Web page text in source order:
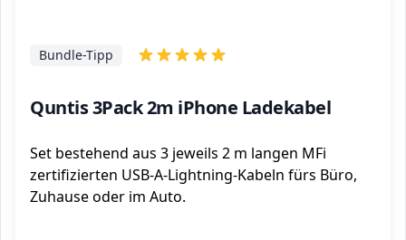
Quntis 3Pack 2m iPhone Ladekabel
Bundle-Tipp
Set bestehend aus 3 jeweils 2 m langen MFi
zertifizierten USB-A-Lightning-Kabeln fürs Büro,
Zuhause oder im Auto.